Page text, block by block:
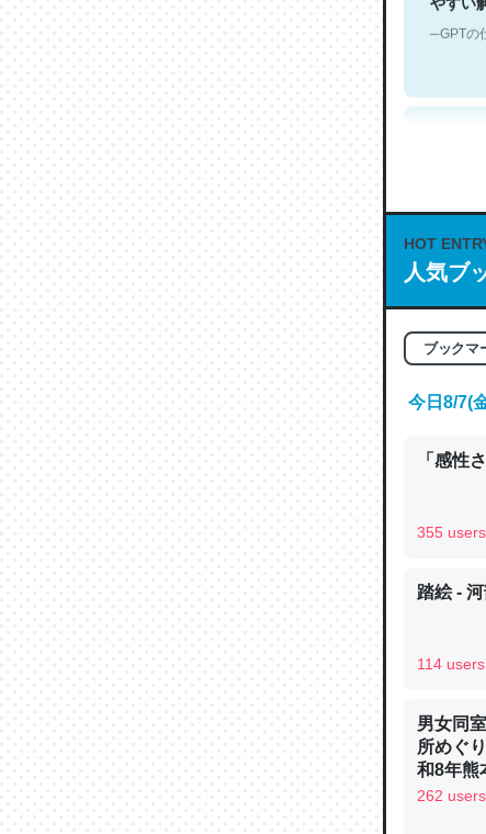
─GPTの
これは
の伏
やすく
の600
─ニュ
論文で
は」と
HOT
人気ブ
ブックマ
今日8/7(
「感性
355 users
踏絵 -
114 users
男女同
所めぐ
和8年熊
262 users